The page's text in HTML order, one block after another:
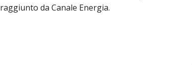
raggiunto da Canale Energia.